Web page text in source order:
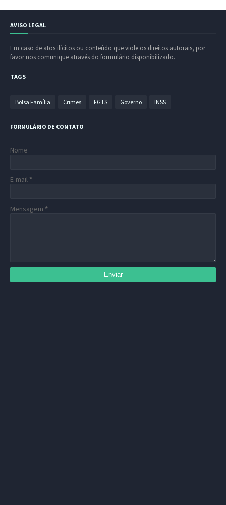
AVISO LEGAL
Em caso de atos ilícitos ou conteúdo que viole os direitos autorais, por
favor nos comunique através do formulário disponibilizado.
TAGS
Bolsa Família Crimes FGTS Governo INSS
FORMULÁRIO DE CONTATO
Nome
E-mail *
Mensagem *